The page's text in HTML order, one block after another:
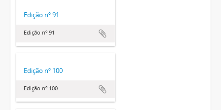
Edição nº 91
Edição nº 91
Edição nº 100
Edição nº 100